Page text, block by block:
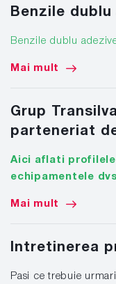
Benzile dublu
Benzile dublu
Mai mult
Grup
parteneriat
Aici aflati
echipamentele
Mai mult
Intretinerea
Pasi ce trebuie